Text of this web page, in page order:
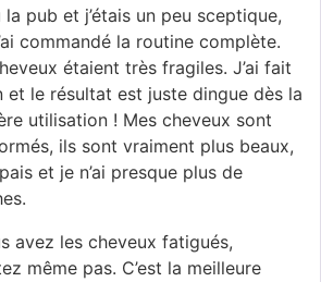
la pub et j’étais un peu sceptique,
commandé la routine complète.
étaient très fragiles. J’ai fait
et le résultat est juste dingue dès la
utilisation ! Mes cheveux sont
ils sont vraiment plus beaux,
et je n’ai presque plus de
avez les cheveux fatigués,
même pas. C’est la meilleure